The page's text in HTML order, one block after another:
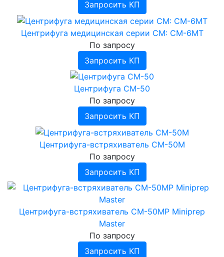
Запросить КП
Центрифуга медицинская серии СМ: СМ-6МТ
По запросу
Запросить КП
Центрифуга СМ-50
По запросу
Запросить КП
Центрифуга-встряхиватель СМ-50М
По запросу
Запросить КП
Центрифуга-встряхиватель СМ-50МР Miniprep
Master
По запросу
Запросить КП